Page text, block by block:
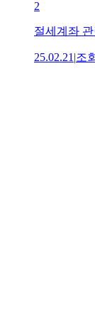
2
절세계좌
25.02.21 |조